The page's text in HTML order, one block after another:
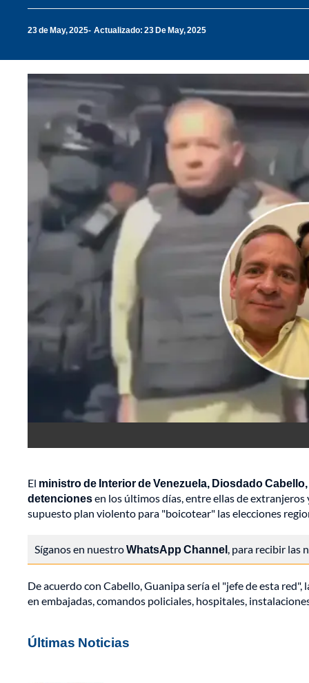
23 de May, 2025 Actualizado: 23 De May, 2025
El ministro de Interior de Venezuela, Diosdado Cabello,
detencionesen los últimos días, entre ellas de
supuesto plan violento para "boicotear" las elecciones
Síganos en nuestroWhatsApp Channel, para recibir las
De acuerdo con Cabello, Guanipa sería el "jefe de esta
en embajadas, comandos policiales, hospitales,
Últimas Noticias